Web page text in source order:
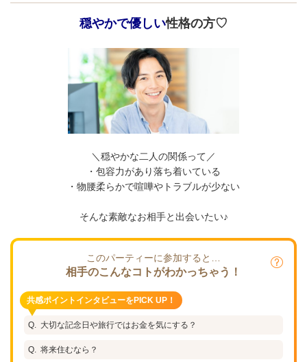
穏やかで優しい性格の方♡
＼穏やかな二人の関係って／
・包容力があり落ち着いている
・物腰柔らかで喧嘩やトラブルが少ない
そんな素敵なお相手と出会いたい♪
このパーティーに参加すると…
相手のこんなコトがわかっちゃう！
共感ポイントインタビューをPICK UP！
大切な記念日や旅行ではお金を気にする？
将来住むなら？